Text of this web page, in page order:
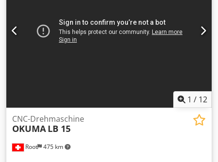
1 / 12
Root 475 km
CNC-Drehmaschine
OKUMA LB 15